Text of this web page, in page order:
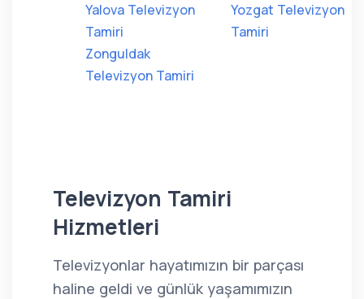
Yalova Televizyon
Tamiri
Yozgat Televizyon
Tamiri
Zonguldak
Televizyon Tamiri
Televizyon Tamiri
Hizmetleri
Televizyonlar hayatımızın bir parçası
haline geldi ve günlük yaşamımızın